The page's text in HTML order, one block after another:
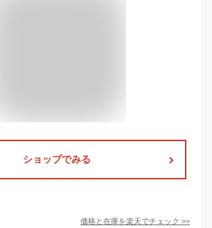
ショップでみる
価格と在庫を楽天でチェック >>